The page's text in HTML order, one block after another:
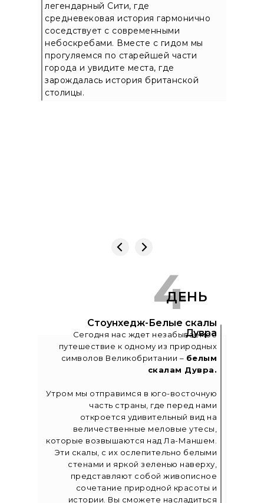
легендарный Сити, где
средневековая история гармонично
соседствует с современными
небоскребами. Вместе с гидом мы
прогуляемся по старейшей части
города и увидите места, где
зарождалась история британской
столицы.
ДЕНЬ
Сегодня нас ждет незабываемое
путешествие к одному из природных
символов Великобритании – белым
скалам Дувра.
Утром мы отправимся в юго-восточную
часть страны, где перед нами
откроется удивительный вид на
величественные меловые утесы,
которые возвышаются над Ла-Маншем.
Эти скалы, с их ослепительно белыми
стенами и яркой зеленью наверху,
представляют собой живописное
сочетание природной красоты и
истории. Вы сможете насладиться
4
Cтоунхедж-Белые скалы
Дувра